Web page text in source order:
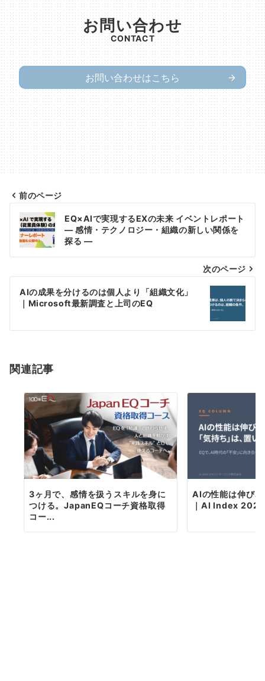
お問い合わせ
CONTACT
お問い合わせはこちら
投
稿
ナ
ビ
ョ
前のページ
EQ×AIで実現するEXの未来 イベントレポート
― 感情・テクノロジー・組織の新しい関係を
探る ―
次のページ
AIの成果を分けるのは個人より「組織文化」
｜Microsoft最新調査と上司のEQ
関連記事
3ヶ月で、感情を扱うスキルを身に
つける。JapanEQコーチ資格取得
コー...
AIの性能は伸び
｜AI Index